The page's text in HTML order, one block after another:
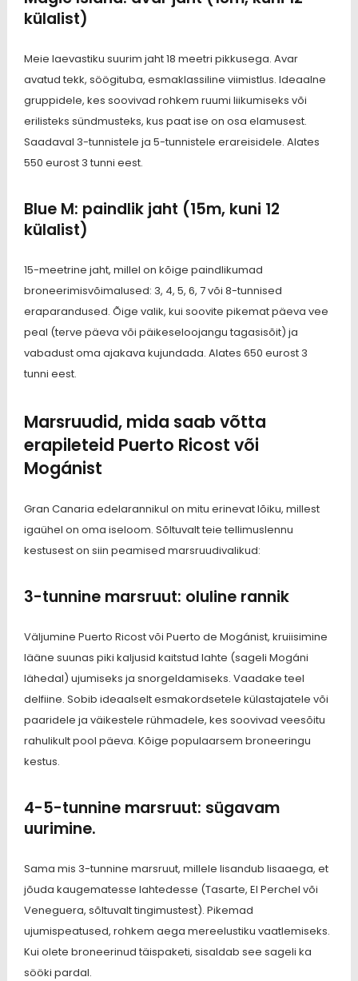
külalist)
Meie laevastiku suurim jaht 18 meetri pikkusega. Avar
avatud tekk, söögituba, esmaklassiline viimistlus. Ideaalne
gruppidele, kes soovivad rohkem ruumi liikumiseks või
erilisteks sündmusteks, kus paat ise on osa elamusest.
Saadaval 3-tunnistele ja 5-tunnistele erareisidele. Alates
550 eurost 3 tunni eest.
Blue M: paindlik jaht (15m, kuni 12
külalist)
15-meetrine jaht, millel on kõige paindlikumad
broneerimisvõimalused: 3, 4, 5, 6, 7 või 8-tunnised
eraparandused. Õige valik, kui soovite pikemat päeva vee
peal (terve päeva või päikeseloojangu tagasisõit) ja
vabadust oma ajakava kujundada. Alates 650 eurost 3
tunni eest.
Marsruudid, mida saab võtta
erapileteid Puerto Ricost või
Mogánist
Gran Canaria edelarannikul on mitu erinevat lõiku, millest
igaühel on oma iseloom. Sõltuvalt teie tellimuslennu
kestusest on siin peamised marsruudivalikud:
3-tunnine marsruut: oluline rannik
Väljumine Puerto Ricost või Puerto de Mogánist, kruiisimine
lääne suunas piki kaljusid kaitstud lahte (sageli Mogáni
lähedal) ujumiseks ja snorgeldamiseks. Vaadake teel
delfiine. Sobib ideaalselt esmakordsetele külastajatele või
paaridele ja väikestele rühmadele, kes soovivad veesõitu
rahulikult pool päeva. Kõige populaarsem broneeringu
kestus.
4-5-tunnine marsruut: sügavam
uurimine.
Sama mis 3-tunnine marsruut, millele lisandub lisaaega, et
jõuda kaugematesse lahtedesse (Tasarte, El Perchel või
Veneguera, sõltuvalt tingimustest). Pikemad
ujumispeatused, rohkem aega mereelustiku vaatlemiseks.
Kui olete broneerinud täispaketi, sisaldab see sageli ka
sööki pardal.